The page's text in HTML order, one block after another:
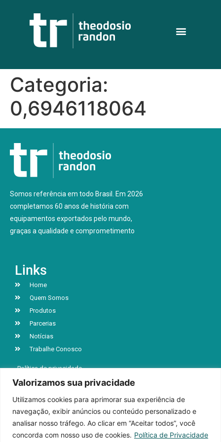
Valorizamos sua privacidade
Utilizamos cookies para aprimorar sua experiência de
navegação, exibir anúncios ou conteúdo personalizado e
analisar nosso tráfego. Ao clicar em “Aceitar todos”, você
concorda com nosso uso de cookies. Política de Privacidade
Categoria:
0,6946118064
Somos referência em todo Brasil. Em 2026
completamos 60 anos de história com
equipamentos exportados pelo mundo,
graças a qualidade e comprometimento
Links
Home
Quem Somos
Produtos
Parcerias
Notícias
Trabalhe Conosco
Política de privacidade
R. Jacob Luchesi, n° 5039, Bairro Santa Lúcia
Caxias do Sul | RS | CEP 95032-000
+55 (54) 3218-9199